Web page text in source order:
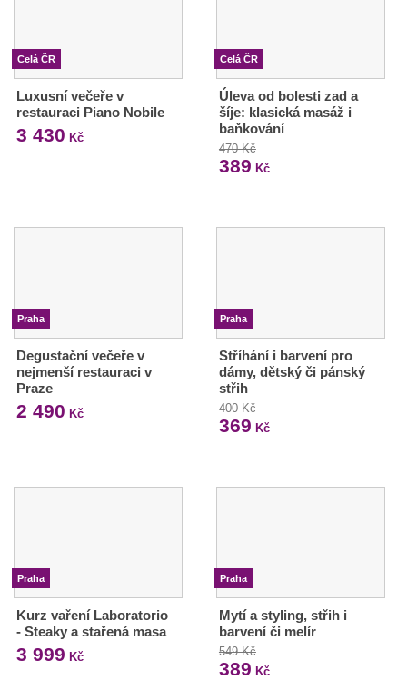
Celá ČR
Luxusní večeře v
restauraci Piano Nobile
3 430 Kč
Celá ČR
Úleva od bolesti zad a
šíje: klasická masáž i
baňkování
470 Kč
389 Kč
Praha
Degustační večeře v
nejmenší restauraci v
Praze
2 490 Kč
Praha
Stříhání i barvení pro
dámy, dětský či pánský
střih
400 Kč
369 Kč
Praha
Kurz vaření Laboratorio
- Steaky a stařená masa
3 999 Kč
Praha
Mytí a styling, střih i
barvení či melír
549 Kč
389 Kč